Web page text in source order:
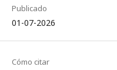
Publicado
01-07-2026
Cómo citar